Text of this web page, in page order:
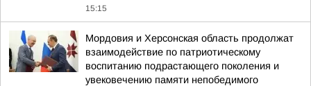
15:15
Мордовия и Херсонская область продолжат
взаимодействие по патриотическому
воспитанию подрастающего поколения и
увековечению памяти непобедимого